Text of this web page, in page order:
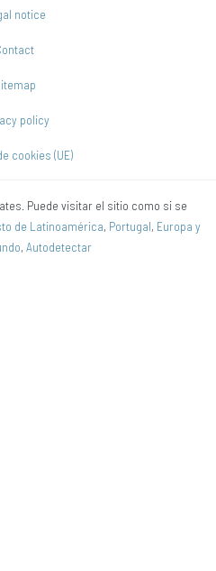
notice
policy
cookies (UE)
Puede visitar el sitio como si se
de Latinoamérica, Portugal, Europa y
, Autodetectar